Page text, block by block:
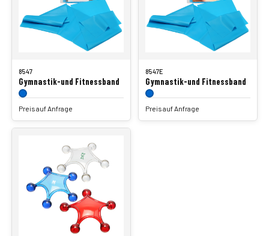
8547
Gymnastik-und Fitnessband
Preis auf Anfrage
8547E
Gymnastik-und Fitnessband
Preis auf Anfrage